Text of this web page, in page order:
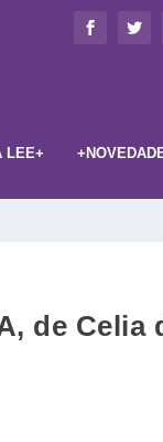
LEE+
de Celia